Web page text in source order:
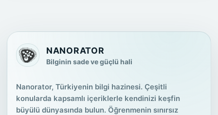
NANORATOR
Bilginin sade ve güçlü hali
Nanorator, Türkiyenin bilgi hazinesi. Çeşitli
konularda kapsamlı içeriklerle kendinizi keşfin
büyülü dünyasında bulun. Öğrenmenin sınırsız